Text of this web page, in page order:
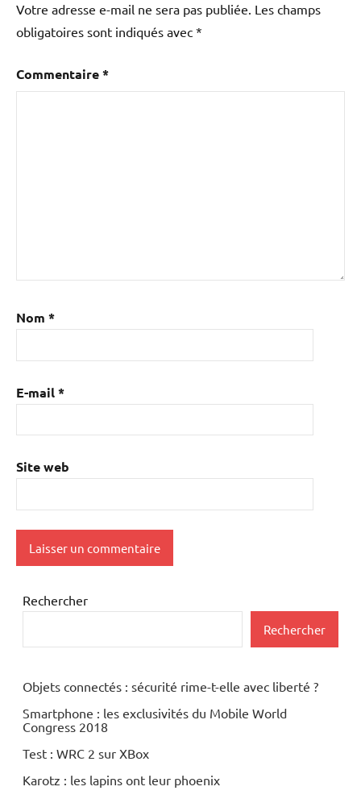
Votre adresse e-mail ne sera pas publiée. Les champs
obligatoires sont indiqués avec *
Commentaire*
Nom *
E-mail*
Site web
Rechercher
Rechercher
Objets connectés : sécurité rime-t-elle avec liberté ?
Smartphone : les exclusivités du Mobile World
Congress 2018
Test : WRC 2 sur XBox
Karotz : les lapins ont leur phoenix